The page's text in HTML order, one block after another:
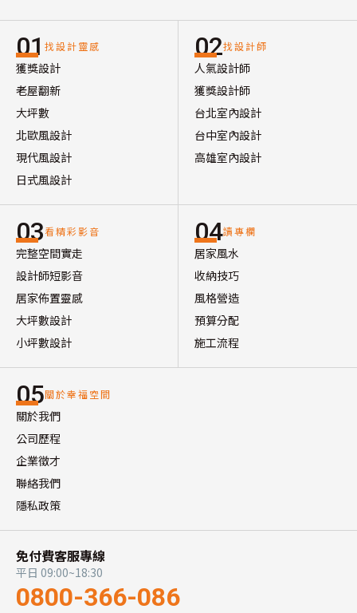
01 找設計靈感
獲獎設計
老屋翻新
大坪數
北歐風設計
現代風設計
日式風設計
02找設計師
人氣設計師
獲獎設計師
台北室內設計
台中室內設計
高雄室內設計
03看精彩影音
完整空間實走
設計師短影音
居家佈置靈感
大坪數設計
小坪數設計
04讀專欄
居家風水
收納技巧
風格營造
預算分配
施工流程
05關於幸福空間
關於我們
公司歷程
企業徵才
聯絡我們
隱私政策
免付費客服專線
平日 09:00~18:30
0800-366-086